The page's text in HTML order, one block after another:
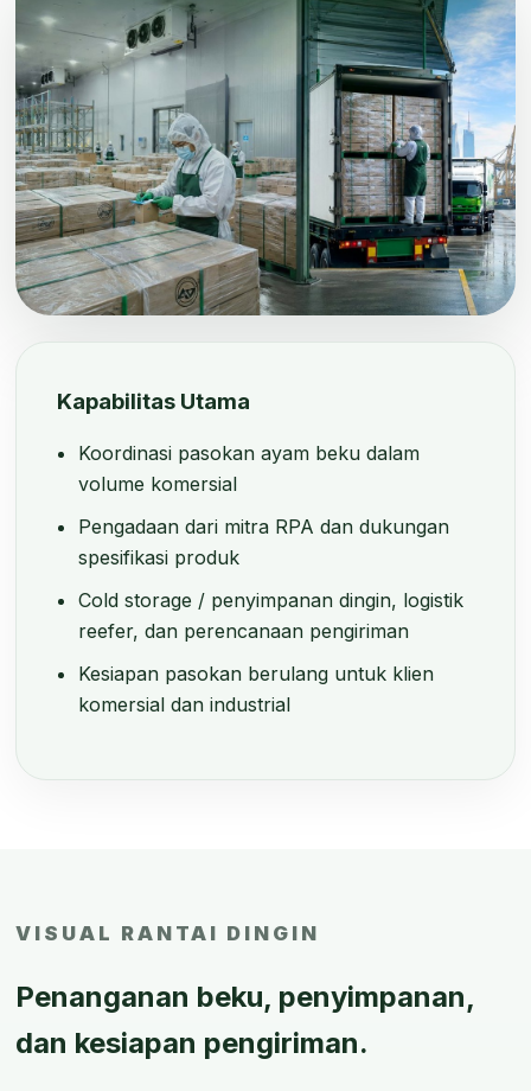
Kapabilitas Utama
Koordinasi pasokan ayam beku dalam
volume komersial
Pengadaan dari mitra RPA dan dukungan
spesifikasi produk
Cold storage / penyimpanan dingin, logistik
reefer, dan perencanaan pengiriman
Kesiapan pasokan berulang untuk klien
komersial dan industrial
VISUAL RANTAI DINGIN
Penanganan beku, penyimpanan,
dan kesiapan pengiriman.